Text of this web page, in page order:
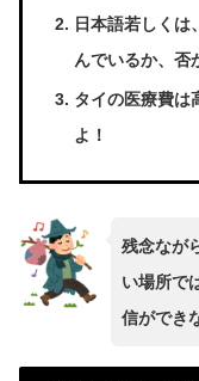
日本語若しくは
んでいるか、否
タイの医療費は
よ！
残念なが
い場所で
信ができ